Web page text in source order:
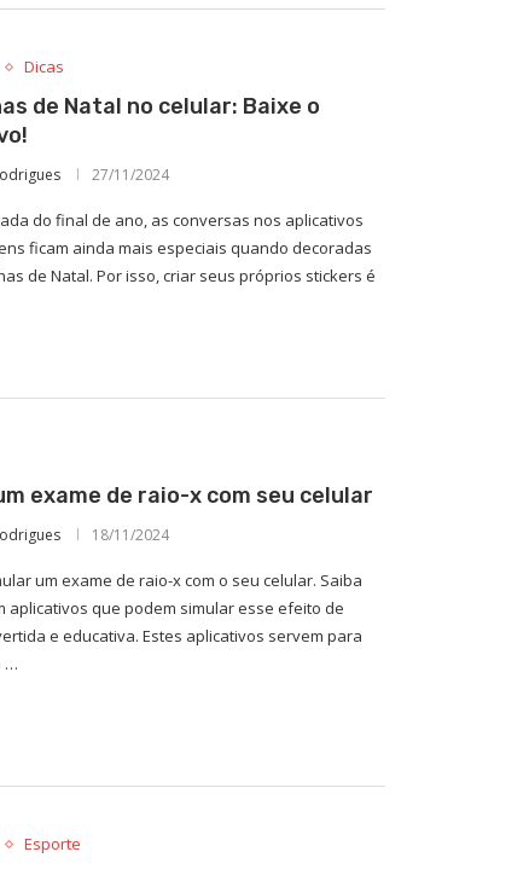
Dicas
de Natal no celular: Baixe o
27/11/2024
do final de ano, as conversas nos aplicativos
ficam ainda mais especiais quando decoradas
de Natal. Por isso, criar seus próprios stickers é
exame de raio-x com seu celular
18/11/2024
um exame de raio-x com o seu celular. Saiba
aplicativos que podem simular esse efeito de
e educativa. Estes aplicativos servem para
…
Esporte